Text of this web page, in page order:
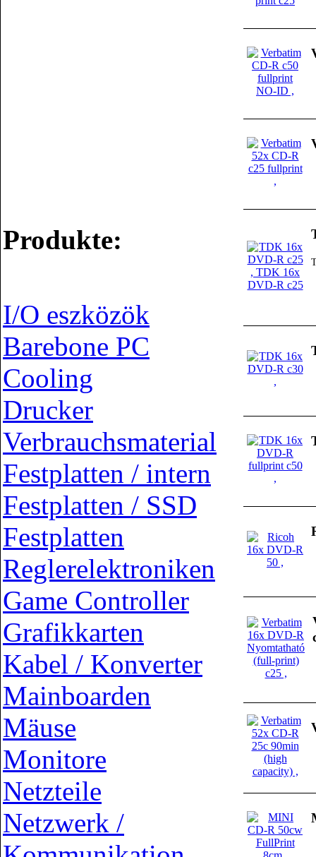
Produkte:
I/O eszközök
Barebone PC
Cooling
Drucker
Verbrauchsmaterial
Festplatten / intern
Festplatten / SSD
Festplatten
Reglerelektroniken
Game Controller
Grafikkarten
Kabel / Konverter
Mainboarden
Mäuse
Monitore
Netzteile
Netzwerk /